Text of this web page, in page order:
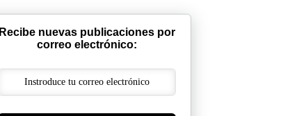
Recibe nuevas publicaciones por
correo electrónico: